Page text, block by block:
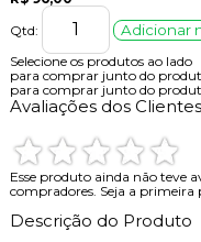
Qtd:
Adicionar
Selecione os produtos ao lado
para comprar junto do
para comprar junto do
Avaliações dos Clientes
Esse produto ainda não teve
compradores. Seja a primeira
Descrição do Produto